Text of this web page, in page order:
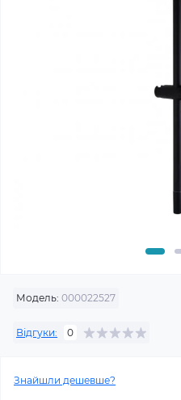
Модель: 000022527
Відгуки: 0
Знайшли дешевше?